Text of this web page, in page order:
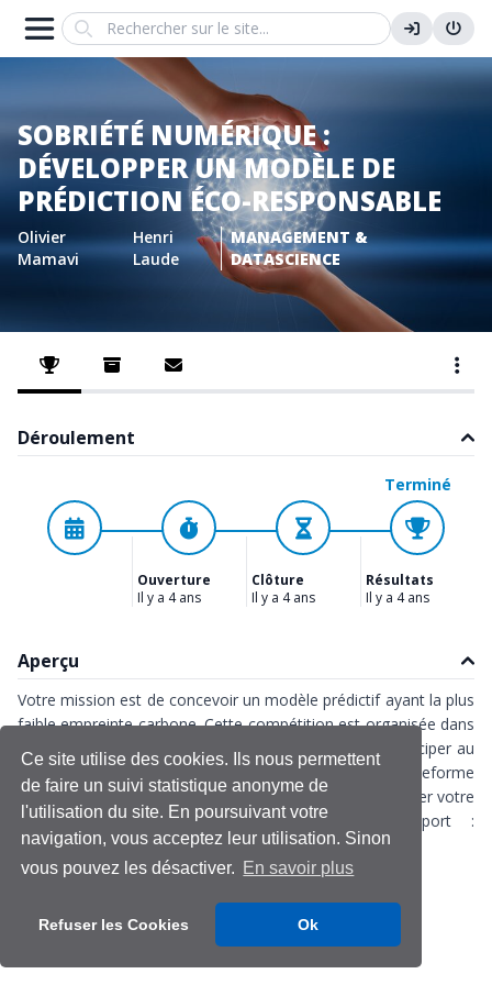
Ce site utilise des cookies. Ils nous permettent
de faire un suivi statistique anonyme de
l'utilisation du site. En poursuivant votre
navigation, vous acceptez leur utilisation. Sinon
vous pouvez les désactiver. En savoir plus
Refuser les Cookies Ok
Search
SOBRIÉTÉ NUMÉRIQUE :
DÉVELOPPER UN MODÈLE DE
PRÉDICTION ÉCO-RESPONSABLE
Olivier
Mamavi
Henri
Laude
MANAGEMENT &
DATASCIENCE
Déroulement
Terminé
Ouverture
Il y a 4 ans
Clôture
Il y a 4 ans
Résultats
Il y a 4 ans
Aperçu
Votre mission est de concevoir un modèle prédictif ayant la plus
faible empreinte carbone. Cette compétition est organisée dans
le cadre dusalon Big Data World Paris 2022
. Pour participer au
data challenge, vous devez être inscrit à la plateforme
Management & Datascience, puis vous connecter et créer votre
équipe dans l'onglet "Participer". Aide et support :
challenge@management-datascience.org
projet data éco-responsable sobriété numérique